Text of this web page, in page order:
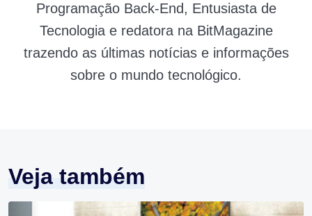
Programação Back-End, Entusiasta de
Tecnologia e redatora na BitMagazine
trazendo as últimas notícias e informações
sobre o mundo tecnológico.
Veja também